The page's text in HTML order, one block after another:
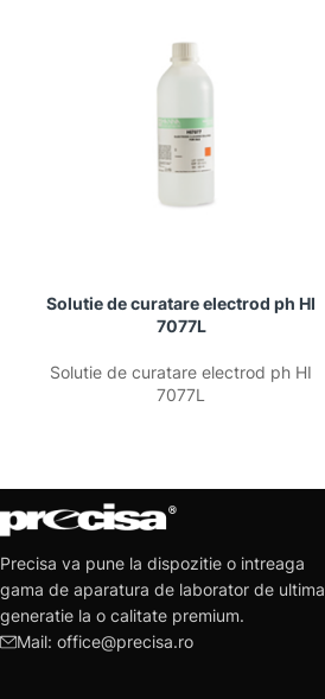
Solutie de curatare electrod ph HI
7077L
Solutie de curatare electrod ph HI
7077L
Precisa va pune la dispozitie o intreaga
gama de aparatura de laborator de ultima
generatie la o calitate premium.
Mail: office@precisa.ro